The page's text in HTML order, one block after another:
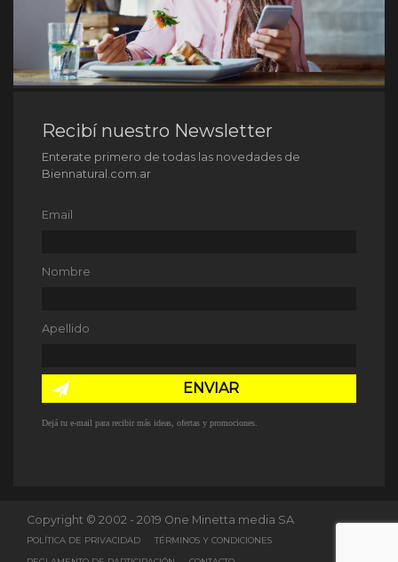
Recibí nuestro Newsletter
Enterate primero de todas las novedades de
Biennatural.com.ar
Email
Nombre
Apellido
ENVIAR
Dejá tu e-mail para recibir más ideas, ofertas y promociones.
Copyright © 2002 - 2019 One Minetta media SA
POLÍTICA DE PRIVACIDAD TÉRMINOS Y CONDICIONES